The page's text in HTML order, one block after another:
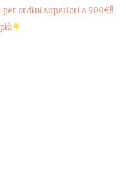
ordini superiori a 900€!!